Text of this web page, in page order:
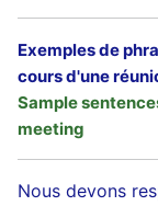
Exemples de
cours d'une
Sample
meeting
Nous devons